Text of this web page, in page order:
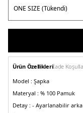
Ürün Özellikleriİade
Model : Şapka
Materyal : % 100 Pamuk
Detay : - Ayarlanabilir arka